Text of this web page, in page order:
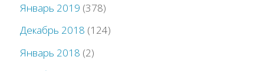
Январь 2019 (378)
Декабрь 2018 (124)
Январь 2018 (2)